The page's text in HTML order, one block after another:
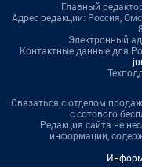
Главный
Адрес редакции: Россия,
Электронный
Контактные данные для
Связаться с отделом
с сотового
Редакция сайта не
информации,